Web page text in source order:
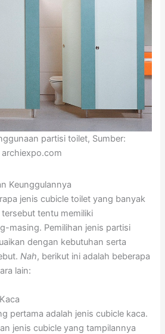
partisi toilet, Sumber:
archiexpo.com
Keunggulannya
jenis cubicle toilet yang banyak
tentu memiliki
masing. Pemilihan jenis partisi
dengan kebutuhan serta
Nah, berikut ini adalah beberapa
lain:
pertama adalah jenis cubicle kaca.
jenis cubicle yang tampilannya